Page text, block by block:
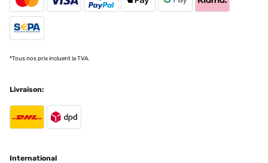
*Tous nos prix incluent la TVA.
Livraison:
International